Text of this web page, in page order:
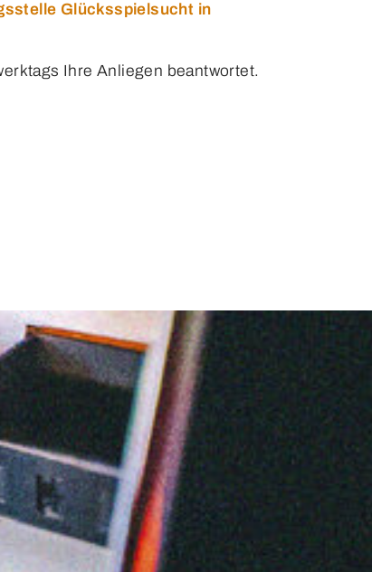
Glücksspielsucht in
Ihre Anliegen beantwortet.